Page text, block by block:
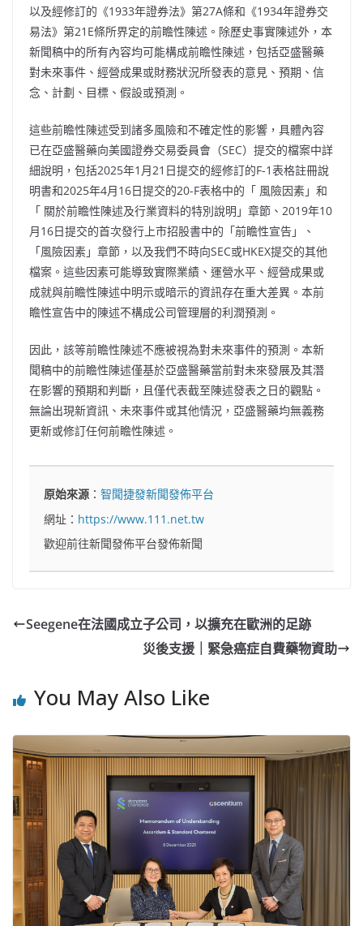
以及經修訂的《1933年證券法》第27A條和《1934年證券交
易法》第21E條所界定的前瞻性陳述。除歷史事實陳述外，本
新聞稿中的所有內容均可能構成前瞻性陳述，包括亞盛醫藥
對未來事件、經營成果或財務狀況所發表的意見、預期、信
念、計劃、目標、假設或預測。
這些前瞻性陳述受到諸多風險和不確定性的影響，具體內容
已在亞盛醫藥向美國證券交易委員會（SEC）提交的檔案中詳
細說明，包括2025年1月21日提交的經修訂的F-1表格註冊說
明書和2025年4月16日提交的20-F表格中的「 風險因素」和
「 關於前瞻性陳述及行業資料的特別說明」章節、2019年10
月16日提交的首次發行上市招股書中的「前瞻性宣告」、
「風險因素」章節，以及我們不時向SEC或HKEX提交的其他
檔案。這些因素可能導致實際業績、運營水平、經營成果或
成就與前瞻性陳述中明示或暗示的資訊存在重大差異。本前
瞻性宣告中的陳述不構成公司管理層的利潤預測。
因此，該等前瞻性陳述不應被視為對未來事件的預測。本新
聞稿中的前瞻性陳述僅基於亞盛醫藥當前對未來發展及其潛
在影響的預期和判斷，且僅代表截至陳述發表之日的觀點。
無論出現新資訊、未來事件或其他情況，亞盛醫藥均無義務
更新或修訂任何前瞻性陳述。
原始來源 ：智聞捷發新聞發佈平台
網址： https://www.111.net.tw
歡迎前往新聞發佈平台發佈新聞
Seegene在法國成立子公司，以擴充在歐洲的足跡
災後支援｜緊急癌症自費藥物資助
You May Also Like